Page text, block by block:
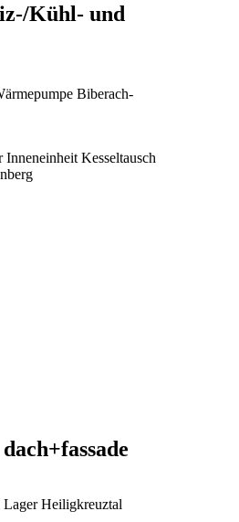
Kühl- und
Biberach-
Inneneinheit Kesseltausch
Heiligkreuztal